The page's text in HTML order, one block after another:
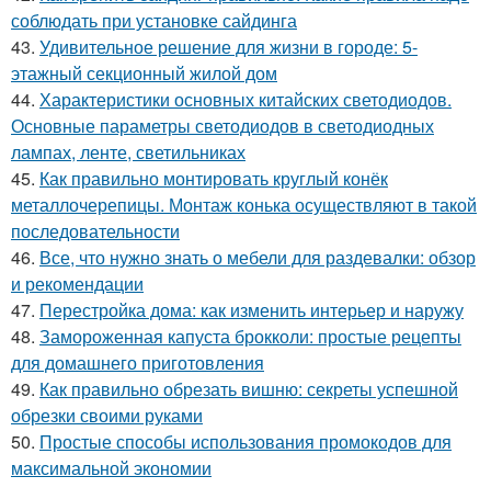
соблюдать при установке сайдинга
43. Удивительное решение для жизни в городе: 5-
этажный секционный жилой дом
44. Характеристики основных китайских светодиодов.
Основные параметры светодиодов в светодиодных
лампах, ленте, светильниках
45. Как правильно монтировать круглый конёк
металлочерепицы. Монтаж конька осуществляют в такой
последовательности
46. Все, что нужно знать о мебели для раздевалки: обзор
и рекомендации
47. Перестройка дома: как изменить интерьер и наружу
48. Замороженная капуста брокколи: простые рецепты
для домашнего приготовления
49. Как правильно обрезать вишню: секреты успешной
обрезки своими руками
50. Простые способы использования промокодов для
максимальной экономии